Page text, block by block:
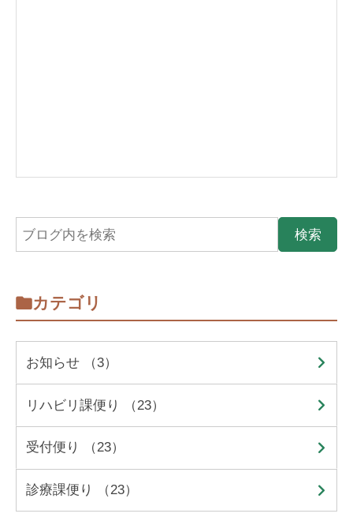
カテゴリ
お知らせ （3）
リハビリ課便り （23）
受付便り （23）
診療課便り （23）